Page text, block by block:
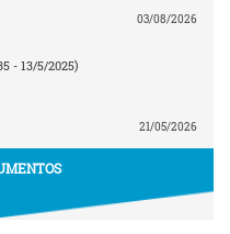
03/08/2026
- 13/5/2025)
21/05/2026